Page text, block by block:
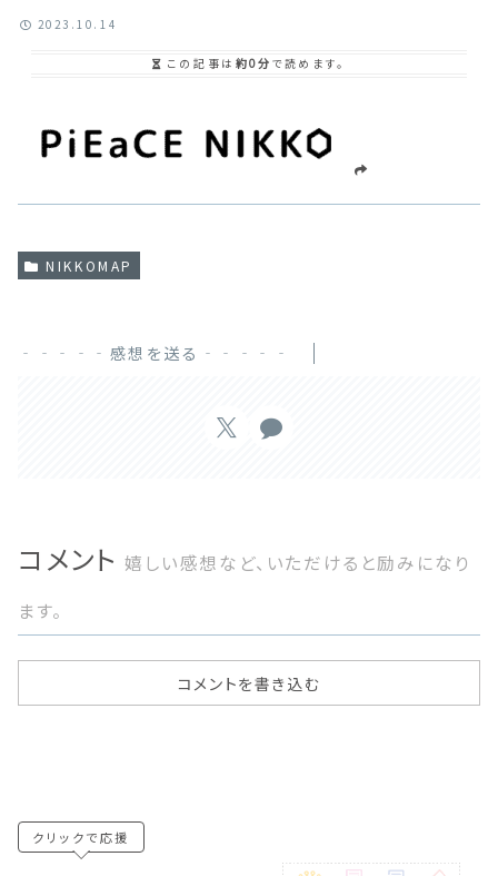
2023.10.14
この記事は 約0分 で読めます。
NIKKOMAP
‐‐‐‐‐感想を送る‐‐‐‐‐
コメント 嬉しい感想など、いただけると励みになり
ます。
コメントを書き込む
クリックで応援